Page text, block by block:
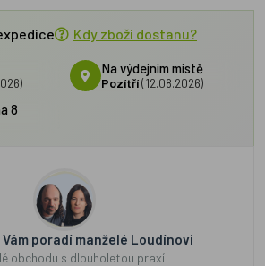
Kdy zboží dostanu?
Na výdejním místě
Pozítří (12.08.2026)
8
Vám poradí manželé Loudínovi
obchodu s dlouholetou praxí